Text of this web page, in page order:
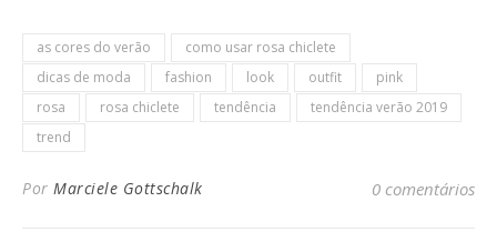
as cores do verão
como usar rosa chiclete
dicas de moda
fashion look outfit
pink
rosa
rosa chiclete tendência
tendência verão 2019
trend
Por Marciele Gottschalk 0 comentários